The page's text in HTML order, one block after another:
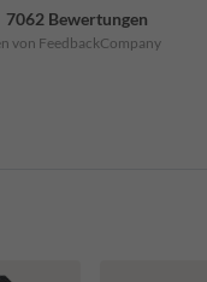
7062 Bewertungen
von FeedbackCompany